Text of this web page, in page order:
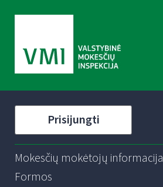
Prisijungti
Mokesčių mokėtojų informacija
Formos